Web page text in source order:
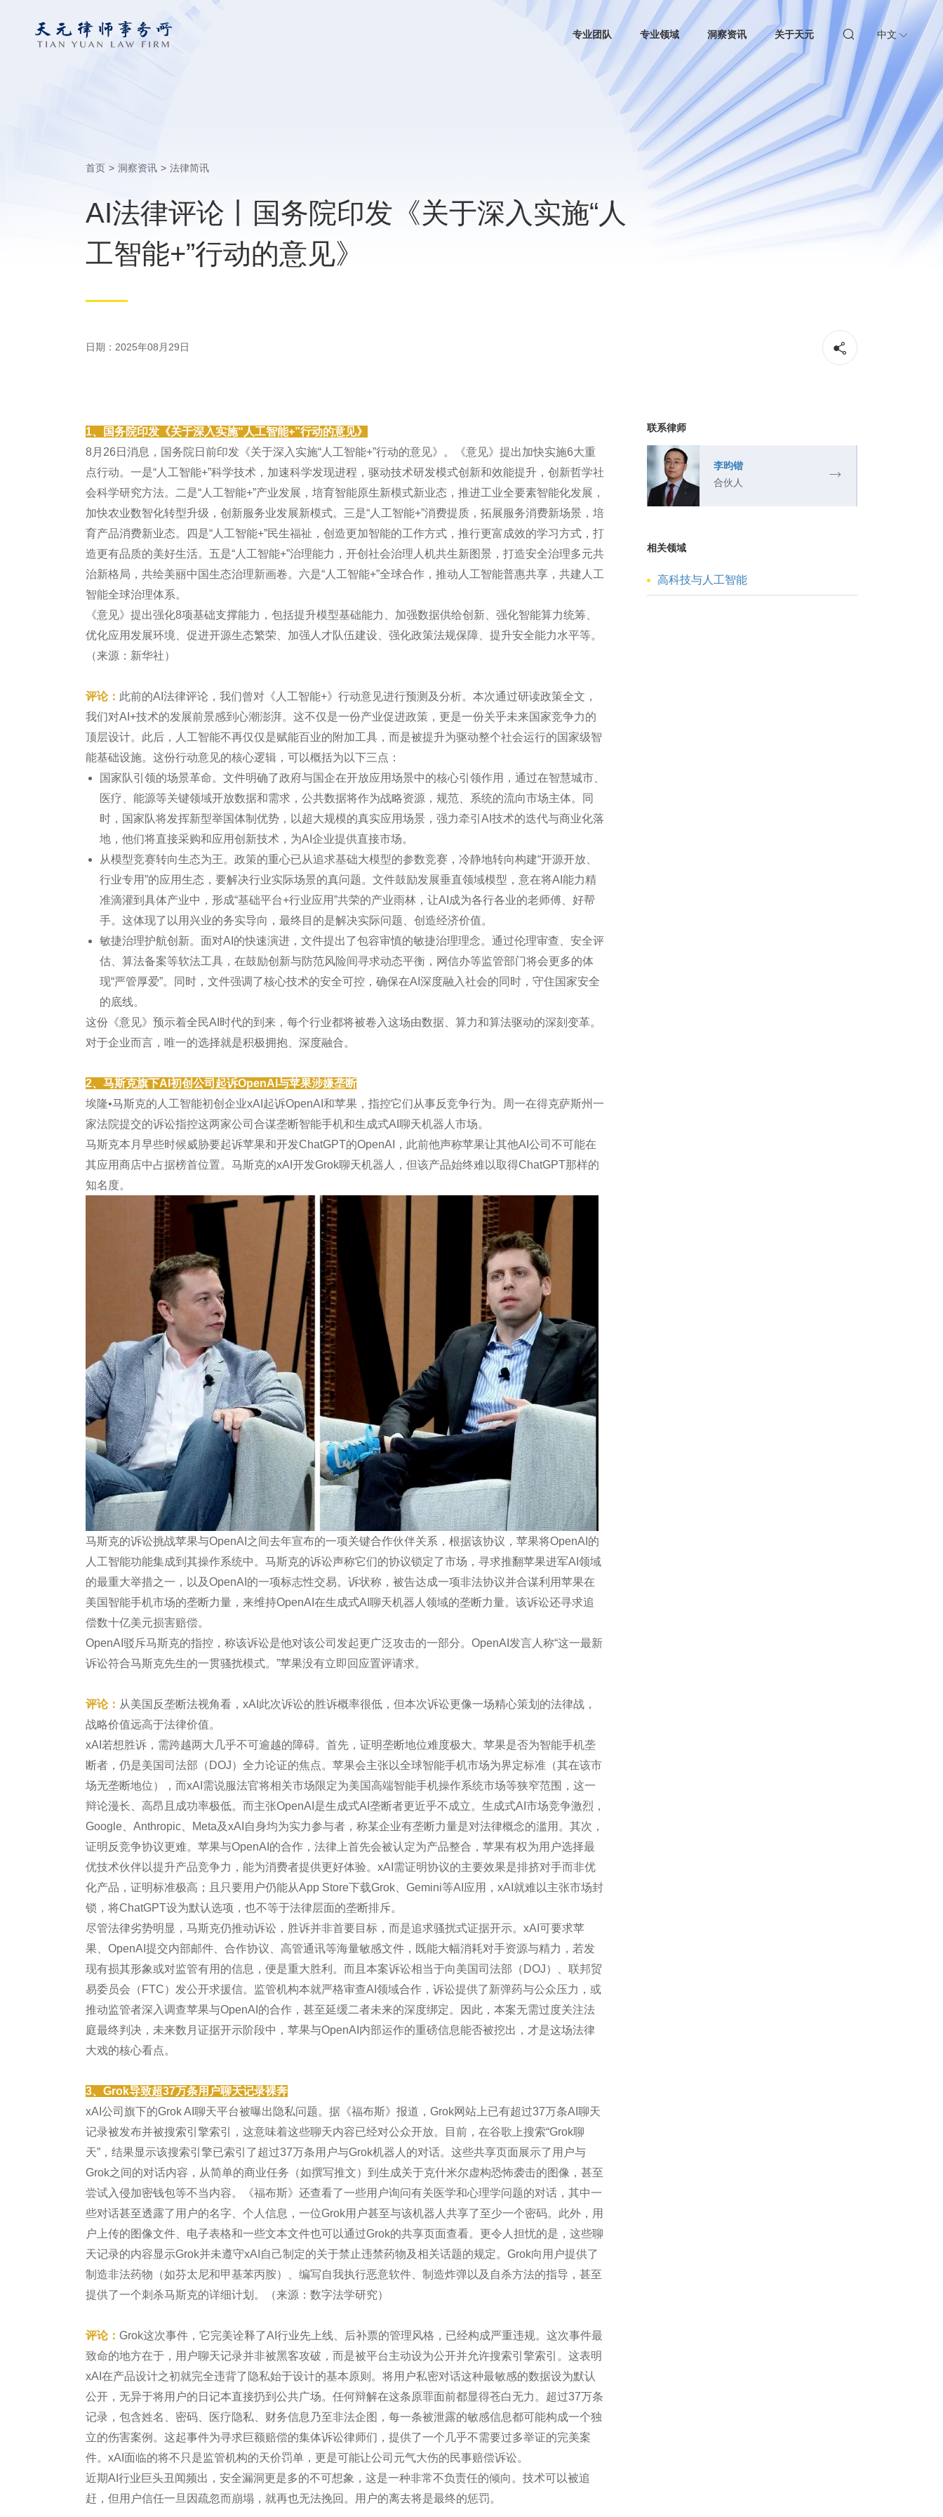
专业团队 专业领域 洞察资讯 关于天元 中文
首页 > 洞察资讯 > 法律简讯
AI法律评论丨国务院印发《关于深入实施“人
工智能+”行动的意见》
日期：2025年08月29日
1、国务院印发《关于深入实施“人工智能+”行动的意见》
8月26日消息，国务院日前印发《关于深入实施“人工智能+”行动的意见》。《意见》提出加快实施6大重
点行动。一是“人工智能+”科学技术，加速科学发现进程，驱动技术研发模式创新和效能提升，创新哲学社
会科学研究方法。二是“人工智能+”产业发展，培育智能原生新模式新业态，推进工业全要素智能化发展，
加快农业数智化转型升级，创新服务业发展新模式。三是“人工智能+”消费提质，拓展服务消费新场景，培
育产品消费新业态。四是“人工智能+”民生福祉，创造更加智能的工作方式，推行更富成效的学习方式，打
造更有品质的美好生活。五是“人工智能+”治理能力，开创社会治理人机共生新图景，打造安全治理多元共
治新格局，共绘美丽中国生态治理新画卷。六是“人工智能+”全球合作，推动人工智能普惠共享，共建人工
智能全球治理体系。
《意见》提出强化8项基础支撑能力，包括提升模型基础能力、加强数据供给创新、强化智能算力统筹、
优化应用发展环境、促进开源生态繁荣、加强人才队伍建设、强化政策法规保障、提升安全能力水平等。
（来源：新华社）
评论： 此前的AI法律评论，我们曾对《人工智能+》行动意见进行预测及分析。本次通过研读政策全文，
我们对AI+技术的发展前景感到心潮澎湃。这不仅是一份产业促进政策，更是一份关乎未来国家竞争力的
顶层设计。此后，人工智能不再仅仅是赋能百业的附加工具，而是被提升为驱动整个社会运行的国家级智
能基础设施。这份行动意见的核心逻辑，可以概括为以下三点：
国家队引领的场景革命。文件明确了政府与国企在开放应用场景中的核心引领作用，通过在智慧城市、
医疗、能源等关键领域开放数据和需求，公共数据将作为战略资源，规范、系统的流向市场主体。同
时，国家队将发挥新型举国体制优势，以超大规模的真实应用场景，强力牵引AI技术的迭代与商业化落
地，他们将直接采购和应用创新技术，为AI企业提供直接市场。
从模型竞赛转向生态为王。政策的重心已从追求基础大模型的参数竞赛，冷静地转向构建“开源开放、
行业专用”的应用生态，要解决行业实际场景的真问题。文件鼓励发展垂直领域模型，意在将AI能力精
准滴灌到具体产业中，形成“基础平台+行业应用”共荣的产业雨林，让AI成为各行各业的老师傅、好帮
手。这体现了以用兴业的务实导向，最终目的是解决实际问题、创造经济价值。
敏捷治理护航创新。面对AI的快速演进，文件提出了包容审慎的敏捷治理理念。通过伦理审查、安全评
估、算法备案等软法工具，在鼓励创新与防范风险间寻求动态平衡，网信办等监管部门将会更多的体
现“严管厚爱”。同时，文件强调了核心技术的安全可控，确保在AI深度融入社会的同时，守住国家安全
的底线。
这份《意见》预示着全民AI时代的到来，每个行业都将被卷入这场由数据、算力和算法驱动的深刻变革。
对于企业而言，唯一的选择就是积极拥抱、深度融合。
2、马斯克旗下AI初创公司起诉OpenAI与苹果涉嫌垄断
埃隆•马斯克的人工智能初创企业xAI起诉OpenAI和苹果，指控它们从事反竞争行为。周一在得克萨斯州一
家法院提交的诉讼指控这两家公司合谋垄断智能手机和生成式AI聊天机器人市场。
马斯克本月早些时候威胁要起诉苹果和开发ChatGPT的OpenAI，此前他声称苹果让其他AI公司不可能在
其应用商店中占据榜首位置。马斯克的xAI开发Grok聊天机器人，但该产品始终难以取得ChatGPT那样的
知名度。
马斯克的诉讼挑战苹果与OpenAI之间去年宣布的一项关键合作伙伴关系，根据该协议，苹果将OpenAI的
人工智能功能集成到其操作系统中。马斯克的诉讼声称它们的协议锁定了市场，寻求推翻苹果进军AI领域
的最重大举措之一，以及OpenAI的一项标志性交易。诉状称，被告达成一项非法协议并合谋利用苹果在
美国智能手机市场的垄断力量，来维持OpenAI在生成式AI聊天机器人领域的垄断力量。该诉讼还寻求追
偿数十亿美元损害赔偿。
OpenAI驳斥马斯克的指控，称该诉讼是他对该公司发起更广泛攻击的一部分。OpenAI发言人称“这一最新
诉讼符合马斯克先生的一贯骚扰模式。”苹果没有立即回应置评请求。
评论： 从美国反垄断法视角看，xAI此次诉讼的胜诉概率很低，但本次诉讼更像一场精心策划的法律战，
战略价值远高于法律价值。
xAI若想胜诉，需跨越两大几乎不可逾越的障碍。首先，证明垄断地位难度极大。苹果是否为智能手机垄
断者，仍是美国司法部（DOJ）全力论证的焦点。苹果会主张以全球智能手机市场为界定标准（其在该市
场无垄断地位），而xAI需说服法官将相关市场限定为美国高端智能手机操作系统市场等狭窄范围，这一
辩论漫长、高昂且成功率极低。而主张OpenAI是生成式AI垄断者更近乎不成立。生成式AI市场竞争激烈，
Google、Anthropic、Meta及xAI自身均为实力参与者，称某企业有垄断力量是对法律概念的滥用。其次，
证明反竞争协议更难。苹果与OpenAI的合作，法律上首先会被认定为产品整合，苹果有权为用户选择最
优技术伙伴以提升产品竞争力，能为消费者提供更好体验。xAI需证明协议的主要效果是排挤对手而非优
化产品，证明标准极高；且只要用户仍能从App Store下载Grok、Gemini等AI应用，xAI就难以主张市场封
锁，将ChatGPT设为默认选项，也不等于法律层面的垄断排斥。
尽管法律劣势明显，马斯克仍推动诉讼，胜诉并非首要目标，而是追求骚扰式证据开示。xAI可要求苹
果、OpenAI提交内部邮件、合作协议、高管通讯等海量敏感文件，既能大幅消耗对手资源与精力，若发
现有损其形象或对监管有用的信息，便是重大胜利。而且本案诉讼相当于向美国司法部（DOJ）、联邦贸
易委员会（FTC）发公开求援信。监管机构本就严格审查AI领域合作，诉讼提供了新弹药与公众压力，或
推动监管者深入调查苹果与OpenAI的合作，甚至延缓二者未来的深度绑定。因此，本案无需过度关注法
庭最终判决，未来数月证据开示阶段中，苹果与OpenAI内部运作的重磅信息能否被挖出，才是这场法律
大戏的核心看点。
3、Grok导致超37万条用户聊天记录裸奔
xAI公司旗下的Grok AI聊天平台被曝出隐私问题。据《福布斯》报道，Grok网站上已有超过37万条AI聊天
记录被发布并被搜索引擎索引，这意味着这些聊天内容已经对公众开放。目前，在谷歌上搜索“Grok聊
天”，结果显示该搜索引擎已索引了超过37万条用户与Grok机器人的对话。这些共享页面展示了用户与
Grok之间的对话内容，从简单的商业任务（如撰写推文）到生成关于克什米尔虚构恐怖袭击的图像，甚至
尝试入侵加密钱包等不当内容。《福布斯》还查看了一些用户询问有关医学和心理学问题的对话，其中一
些对话甚至透露了用户的名字、个人信息，一位Grok用户甚至与该机器人共享了至少一个密码。此外，用
户上传的图像文件、电子表格和一些文本文件也可以通过Grok的共享页面查看。更令人担忧的是，这些聊
天记录的内容显示Grok并未遵守xAI自己制定的关于禁止违禁药物及相关话题的规定。Grok向用户提供了
制造非法药物（如芬太尼和甲基苯丙胺）、编写自我执行恶意软件、制造炸弹以及自杀方法的指导，甚至
提供了一个刺杀马斯克的详细计划。（来源：数字法学研究）
评论： Grok这次事件，它完美诠释了AI行业先上线、后补票的管理风格，已经构成严重违规。这次事件最
致命的地方在于，用户聊天记录并非被黑客攻破，而是被平台主动设为公开并允许搜索引擎索引。这表明
xAI在产品设计之初就完全违背了隐私始于设计的基本原则。将用户私密对话这种最敏感的数据设为默认
公开，无异于将用户的日记本直接扔到公共广场。任何辩解在这条原罪面前都显得苍白无力。超过37万条
记录，包含姓名、密码、医疗隐私、财务信息乃至非法企图，每一条被泄露的敏感信息都可能构成一个独
立的伤害案例。这起事件为寻求巨额赔偿的集体诉讼律师们，提供了一个几乎不需要过多举证的完美案
件。xAI面临的将不只是监管机构的天价罚单，更是可能让公司元气大伤的民事赔偿诉讼。
近期AI行业巨头丑闻频出，安全漏洞更是多的不可想象，这是一种非常不负责任的倾向。技术可以被追
赶，但用户信任一旦因疏忽而崩塌，就再也无法挽回。用户的离去将是最终的惩罚。
联系律师
李昀锴
合伙人
相关领域
高科技与人工智能